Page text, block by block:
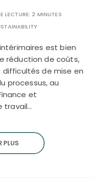
LECTURE:2 MINUTES
est bien
réduction de coûts,
de mise en
processus, au
et
travail…
PLUS